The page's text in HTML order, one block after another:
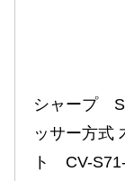
シャープ　
ッサー方式
ト　CV-